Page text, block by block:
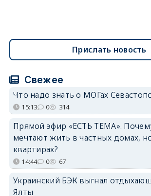
Прислать новость
Свежее
Что надо знать о МОГах
15:13 0 314
Прямой эфир «ЕСТЬ ТЕМА».
мечтают жить в частных домах,
квартирах?
14:44 0 67
Украинский БЭК выгнал
Ялты